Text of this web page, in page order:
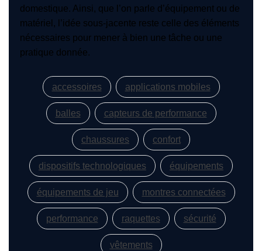
domestique. Ainsi, que l’on parle d’équipement ou de
matériel, l’idée sous-jacente reste celle des éléments
nécessaires pour mener à bien une tâche ou une
pratique donnée.
accessoires applications mobiles
balles capteurs de performance
chaussures confort
dispositifs technologiques équipements
équipements de jeu montres connectées
performance raquettes sécurité
vêtements